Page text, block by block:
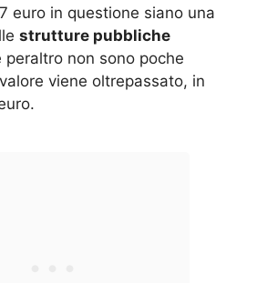
euro in questione siano una
strutture pubbliche
peraltro non sono poche
viene oltrepassato, in